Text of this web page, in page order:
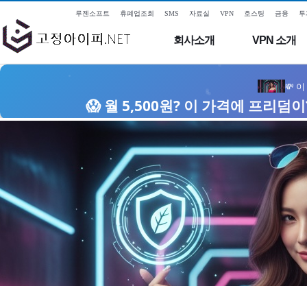
루젠소프트 휴폐업조회 SMS 자료실 VPN 호스팅 금융 투
회사소개 VPN 소개